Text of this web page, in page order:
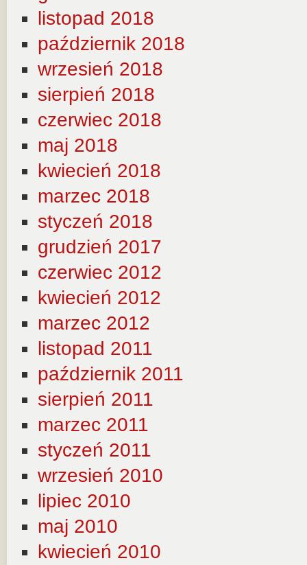
listopad 2018
październik 2018
wrzesień 2018
sierpień 2018
czerwiec 2018
maj 2018
kwiecień 2018
marzec 2018
styczeń 2018
grudzień 2017
czerwiec 2012
kwiecień 2012
marzec 2012
listopad 2011
październik 2011
sierpień 2011
marzec 2011
styczeń 2011
wrzesień 2010
lipiec 2010
maj 2010
kwiecień 2010